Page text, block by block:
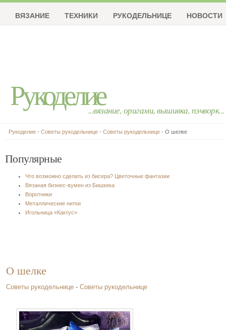
Рукоделие...вязание, оригами, вышивка, пэчворк...
ВЯЗАНИЕ ТЕХНИКИ РУКОДЕЛЬНИЦЕ НОВОСТИ
Рукоделие - Советы рукодельнице - Советы рукодельнице - О шелке
Популярные
Что возможно сделать из бисера? Цветочные фантазии
Вязаная бизнес-вумен из Бишкека
Воротники
Металлические нитки
Игольница «Кактус»
О шелке
Советы рукодельнице - Советы рукодельнице